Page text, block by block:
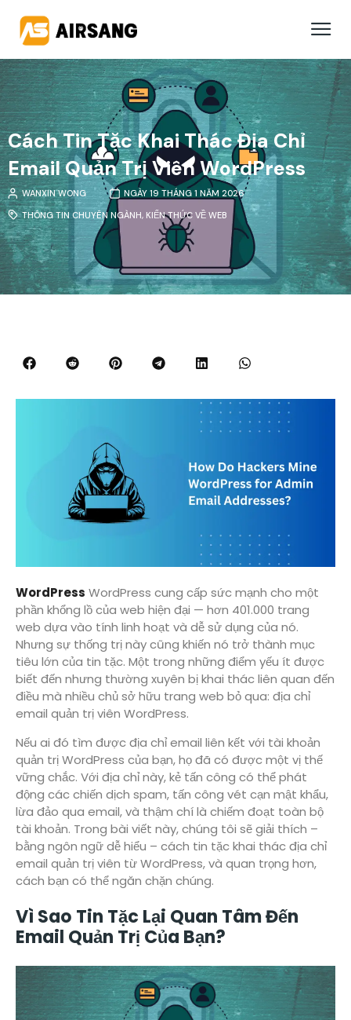
Cách Tin Tặc Khai Thác Địa Chỉ
Email Quản Trị Viên WordPress
WANXIN WONG
NGÀY 19 THÁNG 1 NĂM 2026
THÔNG TIN CHUYÊN NGÀNH, KIẾN THỨC VỀ WEB
WordPress WordPress cung cấp sức mạnh cho một
phần khổng lồ của web hiện đại — hơn 401.000 trang
web dựa vào tính linh hoạt và dễ sử dụng của nó.
Nhưng sự thống trị này cũng khiến nó trở thành mục
tiêu lớn của tin tặc. Một trong những điểm yếu ít được
biết đến nhưng thường xuyên bị khai thác liên quan đến
điều mà nhiều chủ sở hữu trang web bỏ qua: địa chỉ
email quản trị viên WordPress.
Nếu ai đó tìm được địa chỉ email liên kết với tài khoản
quản trị WordPress của bạn, họ đã có được một vị thế
vững chắc. Với địa chỉ này, kẻ tấn công có thể phát
động các chiến dịch spam, tấn công vét cạn mật khẩu,
lừa đảo qua email, và thậm chí là chiếm đoạt toàn bộ
tài khoản. Trong bài viết này, chúng tôi sẽ giải thích –
bằng ngôn ngữ dễ hiểu – cách tin tặc khai thác địa chỉ
email quản trị viên từ WordPress, và quan trọng hơn,
cách bạn có thể ngăn chặn chúng.
Vì Sao Tin Tặc Lại Quan Tâm Đến
Email Quản Trị Của Bạn?